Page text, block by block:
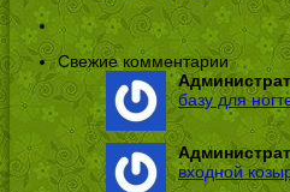
Свежие комментарии
базу для
входной